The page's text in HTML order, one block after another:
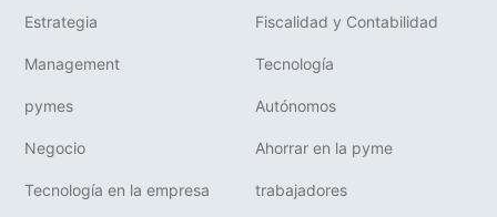
Estrategia Fiscalidad y Contabilidad
Management Tecnología
pymes Autónomos
Negocio Ahorrar en la pyme
Tecnología en la empresa trabajadores